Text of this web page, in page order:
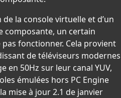
la console virtuelle et d’un
composante, un certain
fonctionner. Cela provient
de téléviseurs modernes
en 50Hz sur leur canal YUV,
émulées hors PC Engine
mise à jour 2.1 de janvier